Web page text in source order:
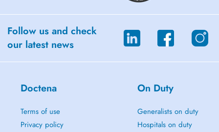
-Préparation à la compétition
-Amélioration de la récupération
-Éducation nutritionnelle et autonomie alimentaire
-Suivi alimentaire pour un mode de vie plus saine
Follow us and check
our latest news
Doctena
Terms of use
Privacy policy
On Duty
Generalists on duty
Hospitals on duty